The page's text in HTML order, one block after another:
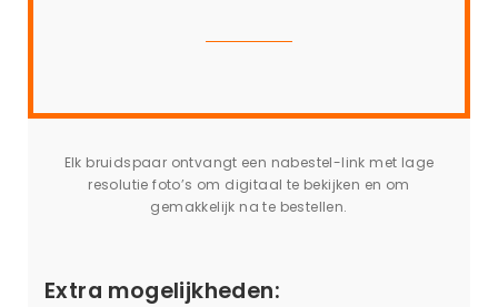
Elk bruidspaar ontvangt een nabestel-link met lage
resolutie foto’s om digitaal te bekijken en om
gemakkelijk na te bestellen.
Extra mogelijkheden: